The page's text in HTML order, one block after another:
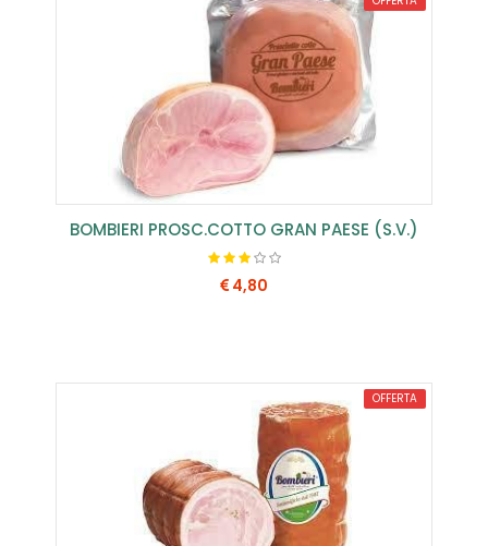
BOMBIERI PROSC.COTTO GRAN PAESE (S.V.)
4,80
OFFERTA